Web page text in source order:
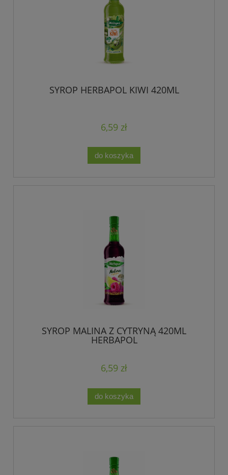
SYROP HERBAPOL KIWI 420ML
6,59 zł
do koszyka
SYROP MALINA Z CYTRYNĄ 420ML
HERBAPOL
6,59 zł
do koszyka